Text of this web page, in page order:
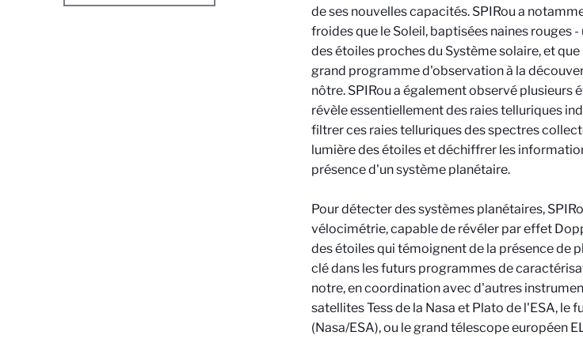
de ses nouvelles capacités. SPIRou a
froides que le Soleil, baptisées naines rouges
des étoiles proches du Système solaire, et
grand programme d'observation à la
nôtre. SPIRou a également observé
révèle essentiellement des raies telluriques
filtrer ces raies telluriques des spectres
lumière des étoiles et déchiffrer les
présence d'un système planétaire.
Pour détecter des systèmes planétaires,
vélocimétrie, capable de révéler par effet
des étoiles qui témoignent de la présence de
clé dans les futurs programmes de
notre, en coordination avec d'autres
satellites Tess de la Nasa et Plato de l'ESA, le
(Nasa/ESA), ou le grand télescope européen